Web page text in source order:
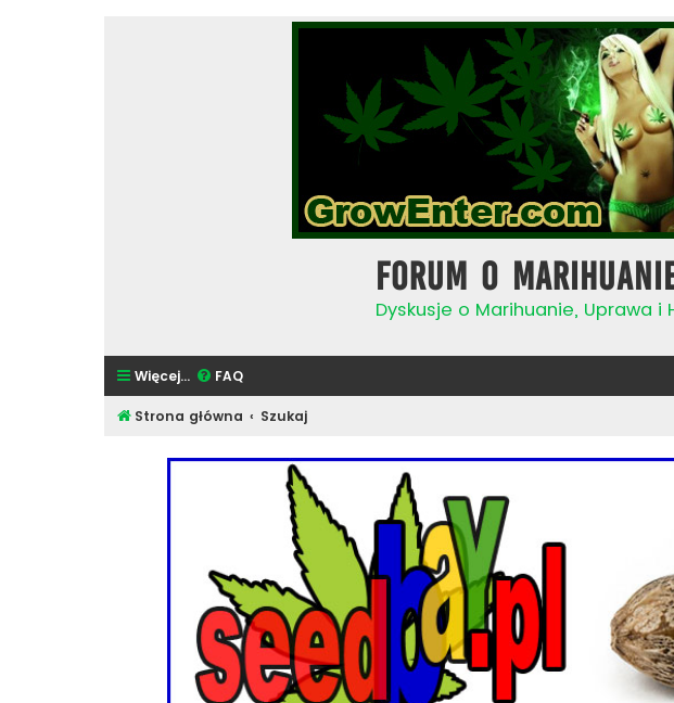
Forum o
Dyskusje o Marihuanie, Uprawa i
Więcej… FAQ
Strona główna Szukaj